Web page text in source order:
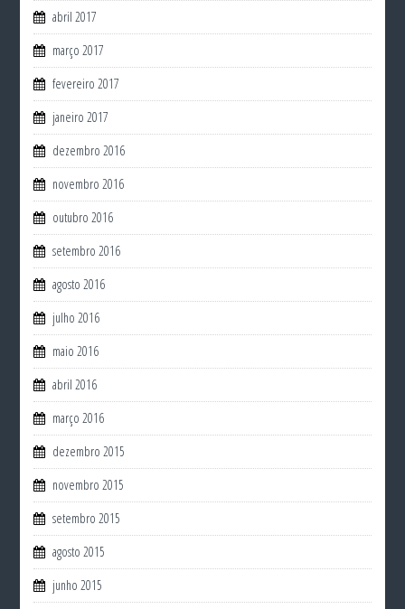
abril 2017
março 2017
fevereiro 2017
janeiro 2017
dezembro 2016
novembro 2016
outubro 2016
setembro 2016
agosto 2016
julho 2016
maio 2016
abril 2016
março 2016
dezembro 2015
novembro 2015
setembro 2015
agosto 2015
junho 2015